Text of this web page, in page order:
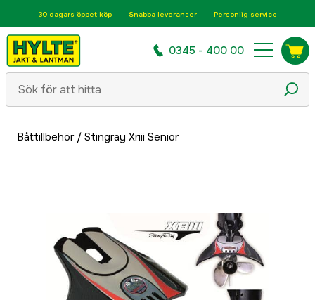
30 dagars öppet köp Snabba leveranser Personlig service
0345 - 400 00
Båttillbehör/ Stingray Xriii Senior